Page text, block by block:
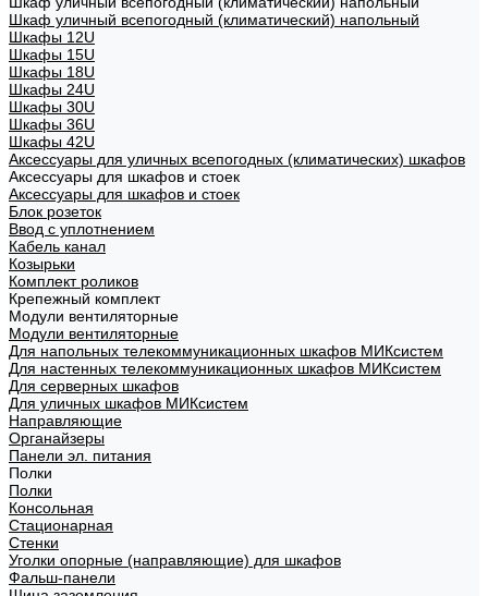
Шкаф уличный всепогодный (климатический) напольный
Шкафы 12U
Шкафы 15U
Шкафы 18U
Шкафы 24U
Шкафы 30U
Шкафы 36U
Шкафы 42U
Аксессуары для уличных всепогодных (климатических) шкафов
Аксессуары для шкафов и стоек
Аксессуары для шкафов и стоек
Блок розеток
Ввод с уплотнением
Кабель канал
Козырьки
Комплект роликов
Крепежный комплект
Модули вентиляторные
Модули вентиляторные
Для напольных телекоммуникационных шкафов МИКсистем
Для настенных телекоммуникационных шкафов МИКсистем
Для серверных шкафов
Для уличных шкафов МИКсистем
Направляющие
Органайзеры
Панели эл. питания
Полки
Полки
Консольная
Стационарная
Стенки
Уголки опорные (направляющие) для шкафов
Фальш-панели